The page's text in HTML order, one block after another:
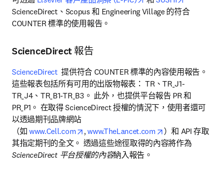
ScienceDirect、Scopus 和 Engineering Village 的符合
COUNTER 標準的使用報告。
ScienceDirect 報告
ScienceDirect 提供符合 COUNTER 標準的內容使用報告。
這些報表包括所有可用的出版物報表： TR、TR_J1-
TR_J4、TR_B1-TR_B3。 此外，也提供平台報告 PR 和
PR_P1。 在取得 ScienceDirect 授權的情況下，使用者還可
以透過期刊品牌網站
（如 www.Cell.com opens in new tab/window
, www.TheLancet.com opens in new
）和 API 存取
其指定期刊的全文。 透過這些途徑取得的內容將作為
ScienceDirect 平台授權的內容納入報告。